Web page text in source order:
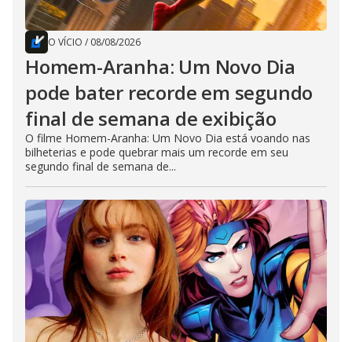
O VÍCIO / 08/08/2026
Homem-Aranha: Um Novo Dia
pode bater recorde em segundo
final de semana de exibição
O filme Homem-Aranha: Um Novo Dia está voando nas
bilheterias e pode quebrar mais um recorde em seu
segundo final de semana de...